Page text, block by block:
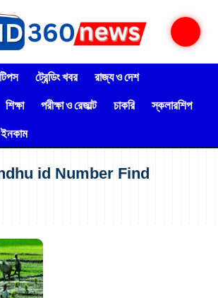
ট্রেন্ডিং খবর
রাজ্য ও দেশ
শিক্ষা পরীক্ষা ও রেজাল্ট চাকরি
স্কলারশিপ
id Number Find